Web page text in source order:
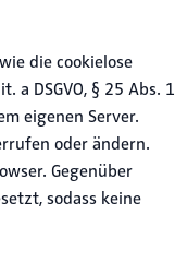
die cookielose
DSGVO, § 25 Abs. 1
eigenen Server.
oder ändern.
Gegenüber
sodass keine